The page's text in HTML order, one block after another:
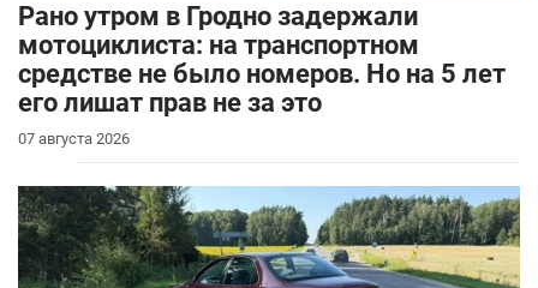
Рано утром в Гродно задержали
мотоциклиста: на транспортном
средстве не было номеров. Но на 5 лет
его лишат прав не за это
07 августа 2026